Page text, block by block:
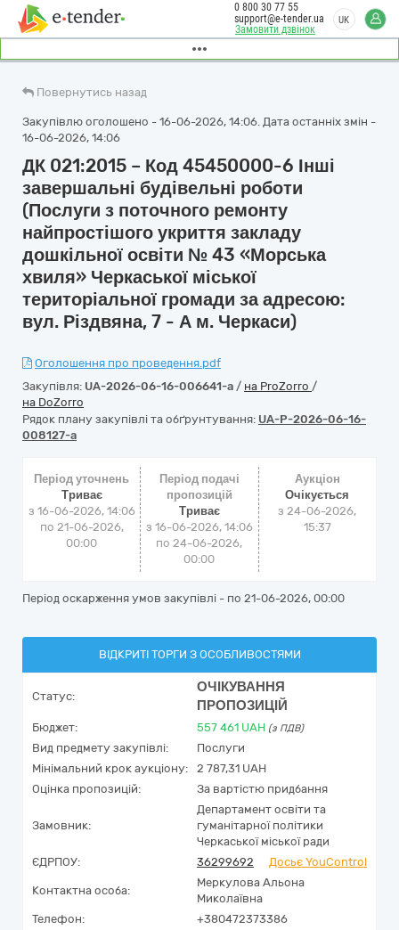
Замовити дзвінок
0 800 30 77 55
support@e-tender.ua
UK
Повернутись назад
Закупівлю оголошено - 16-06-2026, 14:06. Дата останніх змін -
16-06-2026, 14:06
ДК 021:2015 – Код 45450000-6 Інші
завершальні будівельні роботи
(Послуги з поточного ремонту
найпростішого укриття закладу
дошкільної освіти № 43 «Морська
хвиля» Черкаської міської
територіальної громади за адресою:
вул. Різдвяна, 7 - А м. Черкаси)
Оголошення про проведення.pdf
Закупівля: UA-2026-06-16-006641-a / на ProZorro /
на DoZorro
Рядок плану закупівлі та обґрунтування: UA-P-2026-06-16-
008127-a
Період уточнень
Триває
з 16-06-2026, 14:06
по 21-06-2026,
00:00
Період подачі
пропозицій
Триває
з 16-06-2026, 14:06
по 24-06-2026,
00:00
Аукціон
Очікується
з24-06-2026,
15:37
Період оскарження умов закупівлі - по 21-06-2026, 00:00
ВІДКРИТІ ТОРГИ З ОСОБЛИВОСТЯМИ
Статус:
ОЧІКУВАННЯ
ПРОПОЗИЦІЙ
Бюджет: 557 461 UAH (з ПДВ)
Вид предмету закупівлі:
Послуги
Мінімальний крок аукціону:
2 787,31 UAH
Оцінка пропозицій:
За вартістю придбання
Замовник:
Департамент освіти та
гуманітарної політики
Черкаської міської ради
ЄДРПОУ:
36299692 Досьє YouControl
Контактна особа:
Меркулова Альона
Миколаївна
Телефон:
+380472373386